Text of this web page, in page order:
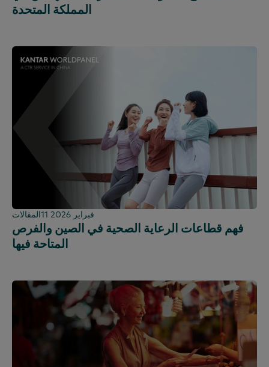
المملكة المتحدة
المقالات 11 فبراير 2026
فهم قطاعات الرعاية الصحية في الصين والفرص
المتاحة فيها